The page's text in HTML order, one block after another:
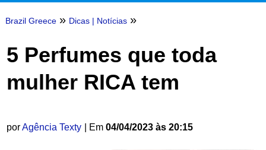
Brazil Greece » Dicas| Notícias »
5 Perfumes que toda
mulher RICA tem
porAgência Texty | Em 04/04/2023 às 20:15